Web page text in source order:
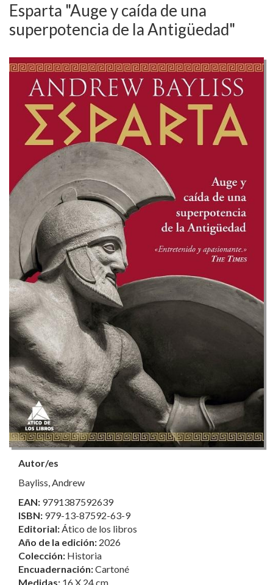
Esparta "Auge y caída de una
superpotencia de la Antigüedad"
Autor/es
Bayliss, Andrew
EAN: 9791387592639
ISBN: 979-13-87592-63-9
Editorial: Ático de los libros
Año de la edición: 2026
Colección: Historia
Encuadernación:Cartoné
Medidas: 16 X 24 cm.